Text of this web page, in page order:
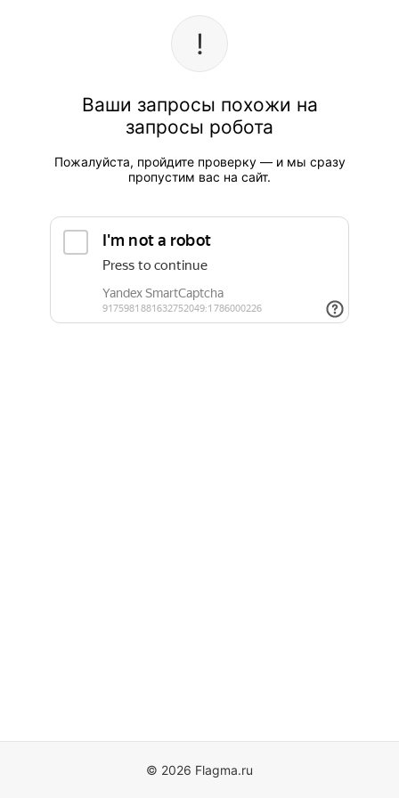
Ваши запросы похожи на
запросы робота
Пожалуйста, пройдите проверку — и мы сразу
пропустим вас на сайт.
© 2026 Flagma.ru